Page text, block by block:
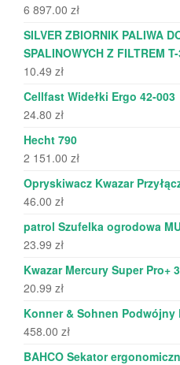
6 897.00 zł
SILVER ZBIORNIK PALIWA
SPALINOWYCH Z FILTREM
10.49 zł
Cellfast Widełki Ergo 42-003
24.80 zł
Hecht 790
2 151.00 zł
Opryskiwacz Kwazar
46.00 zł
patrol Szufelka ogrodowa
23.99 zł
Kwazar Mercury Super Pro+
20.99 zł
Konner & Sohnen Podwójny
458.00 zł
BAHCO Sekator